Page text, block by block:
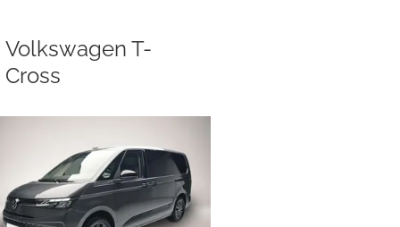
Volkswagen T-
Cross